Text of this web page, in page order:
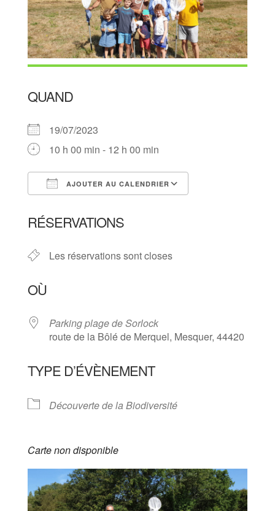
QUAND
19/07/2023
10 h 00 min - 12 h 00 min
AJOUTER AU CALENDRIER
RÉSERVATIONS
Les réservations sont closes
OÙ
Parking plage de Sorlock
route de la Bôlé de Merquel, Mesquer, 44420
TYPE D’ÉVÈNEMENT
Découverte de la Biodiversité
Carte non disponible